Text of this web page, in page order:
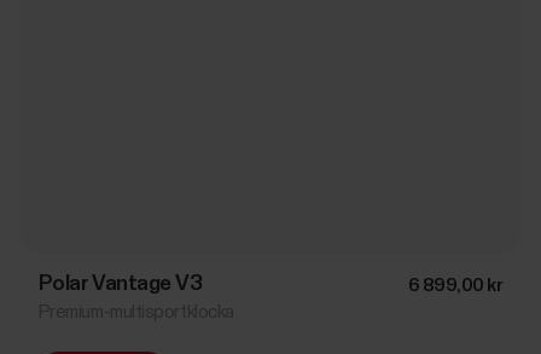
Polar Vantage V3 6 899,00 kr